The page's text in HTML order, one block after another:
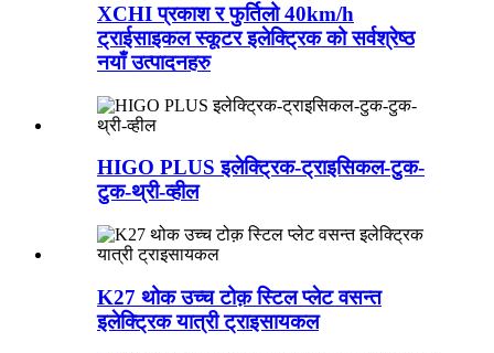
XCHI प्रकाश र फुर्तिलो 40km/h
ट्राईसाइकल स्कूटर इलेक्ट्रिक को सर्वश्रेष्ठ
नयाँ उत्पादनहरु
HIGO PLUS इलेक्ट्रिक-ट्राइसिकल-टुक-
टुक-थ्री-व्हील
K27 थोक उच्च टोक़ स्टिल प्लेट वसन्त
इलेक्ट्रिक यात्री ट्राइसायकल